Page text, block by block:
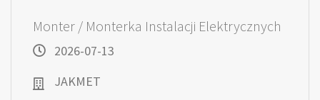
Monter / Monterka Instalacji Elektrycznych
2026-07-13
JAKMET